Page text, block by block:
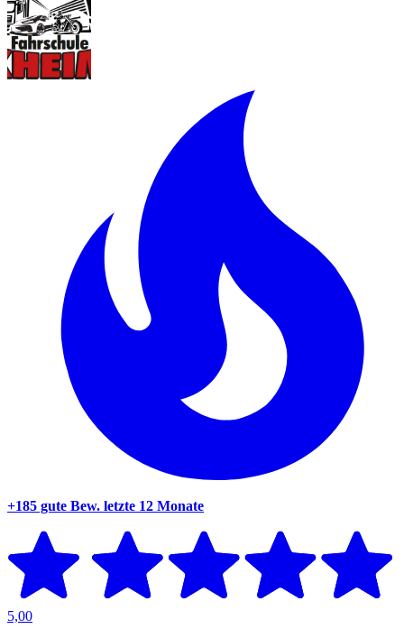
+185 gute Bew. letzte 12 Monate
5,00